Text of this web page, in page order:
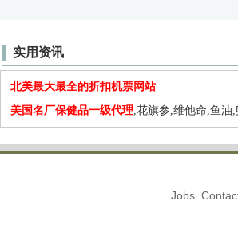
实用资讯
北美最大最全的折扣机票网站
美国名厂保健品一级代理,花旗参,维他命,鱼油,
Jobs.